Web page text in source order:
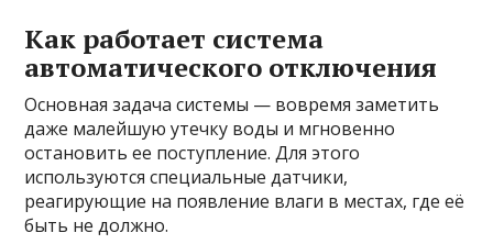
Как работает система
автоматического отключения
Основная задача системы — вовремя заметить
даже малейшую утечку воды и мгновенно
остановить ее поступление. Для этого
используются специальные датчики,
реагирующие на появление влаги в местах, где её
быть не должно.